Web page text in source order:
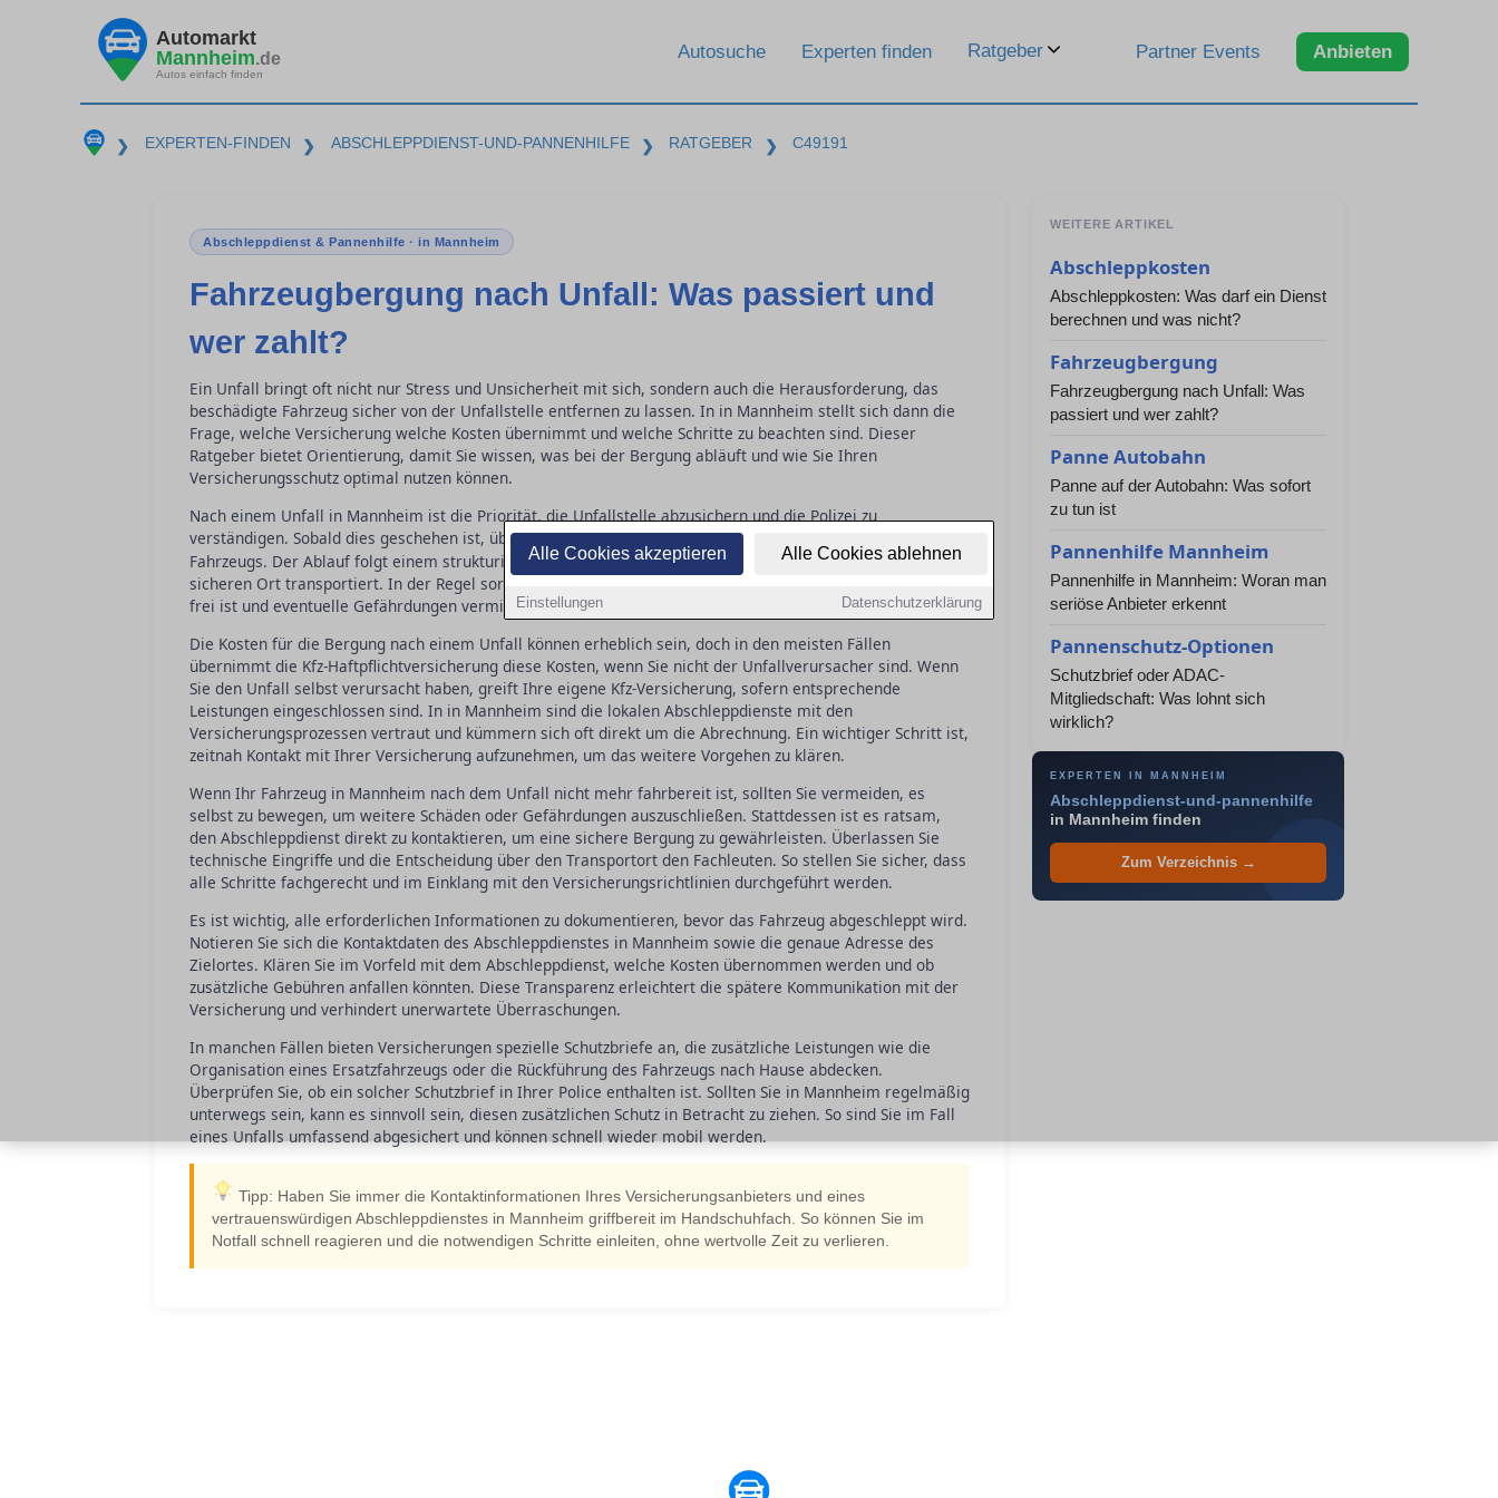
Alle Cookies akzeptieren Alle Cookies ablehnen
Einstellungen Datenschutzerklärung
Automarkt
Mannheim.de
Autos einfach finden
Autosuche Experten finden Ratgeber Partner Events Anbieten
❯ EXPERTEN-FINDEN ❯ ABSCHLEPPDIENST-UND-PANNENHILFE ❯ RATGEBER ❯ C49191
Abschleppdienst & Pannenhilfe · in Mannheim
Fahrzeugbergung nach Unfall: Was passiert und
wer zahlt?
Ein Unfall bringt oft nicht nur Stress und Unsicherheit mit sich, sondern auch die Herausforderung, das
beschädigte Fahrzeug sicher von der Unfallstelle entfernen zu lassen. In in Mannheim stellt sich dann die
Frage, welche Versicherung welche Kosten übernimmt und welche Schritte zu beachten sind. Dieser
Ratgeber bietet Orientierung, damit Sie wissen, was bei der Bergung abläuft und wie Sie Ihren
Versicherungsschutz optimal nutzen können.
Nach einem Unfall in Mannheim ist die Priorität, die Unfallstelle abzusichern und die Polizei zu
verständigen. Sobald dies geschehen ist, übernimmt ein lokaler Abschleppdienst
Fahrzeugs. Der Ablauf folgt einem strukturierten Prozess: Das Fahrzeug wird aufgeladen und zu einem
sicheren Ort transportiert. In der Regel sorgt der Abschleppdienst dafür, dass die Straße schnell wieder
frei ist und eventuelle Gefährdungen vermieden werden.
Die Kosten für die Bergung nach einem Unfall können erheblich sein, doch in den meisten Fällen
übernimmt die Kfz-Haftpflichtversicherung diese Kosten, wenn Sie nicht der Unfallverursacher sind. Wenn
Sie den Unfall selbst verursacht haben, greift Ihre eigene Kfz-Versicherung, sofern entsprechende
Leistungen eingeschlossen sind. In in Mannheim sind die lokalen Abschleppdienste mit den
Versicherungsprozessen vertraut und kümmern sich oft direkt um die Abrechnung. Ein wichtiger Schritt ist,
zeitnah Kontakt mit Ihrer Versicherung aufzunehmen, um das weitere Vorgehen zu klären.
Wenn Ihr Fahrzeug in Mannheim nach dem Unfall nicht mehr fahrbereit ist, sollten Sie vermeiden, es
selbst zu bewegen, um weitere Schäden oder Gefährdungen auszuschließen. Stattdessen ist es ratsam,
den Abschleppdienst direkt zu kontaktieren, um eine sichere Bergung zu gewährleisten. Überlassen Sie
technische Eingriffe und die Entscheidung über den Transportort den Fachleuten. So stellen Sie sicher, dass
alle Schritte fachgerecht und im Einklang mit den Versicherungsrichtlinien durchgeführt werden.
Es ist wichtig, alle erforderlichen Informationen zu dokumentieren, bevor das Fahrzeug abgeschleppt wird.
Notieren Sie sich die Kontaktdaten des Abschleppdienstes in Mannheim sowie die genaue Adresse des
Zielortes. Klären Sie im Vorfeld mit dem Abschleppdienst, welche Kosten übernommen werden und ob
zusätzliche Gebühren anfallen könnten. Diese Transparenz erleichtert die spätere Kommunikation mit der
Versicherung und verhindert unerwartete Überraschungen.
In manchen Fällen bieten Versicherungen spezielle Schutzbriefe an, die zusätzliche Leistungen wie die
Organisation eines Ersatzfahrzeugs oder die Rückführung des Fahrzeugs nach Hause abdecken.
Überprüfen Sie, ob ein solcher Schutzbrief in Ihrer Police enthalten ist. Sollten Sie in Mannheim regelmäßig
unterwegs sein, kann es sinnvoll sein, diesen zusätzlichen Schutz in Betracht zu ziehen. So sind Sie im Fall
eines Unfalls umfassend abgesichert und können schnell wieder mobil werden.
Tipp: Haben Sie immer die Kontaktinformationen Ihres Versicherungsanbieters und eines
vertrauenswürdigen Abschleppdienstes in Mannheim griffbereit im Handschuhfach. So können Sie im
Notfall schnell reagieren und die notwendigen Schritte einleiten, ohne wertvolle Zeit zu verlieren.
WEITERE ARTIKEL
Abschleppkosten
Abschleppkosten: Was darf ein Dienst
berechnen und was nicht?
Fahrzeugbergung
Fahrzeugbergung nach Unfall: Was
passiert und wer zahlt?
Panne Autobahn
Panne auf der Autobahn: Was sofort
zu tun ist
Pannenhilfe Mannheim
Pannenhilfe in Mannheim: Woran man
seriöse Anbieter erkennt
Pannenschutz-Optionen
Schutzbrief oder ADAC-
Mitgliedschaft: Was lohnt sich
wirklich?
EXPERTEN IN MANNHEIM
Abschleppdienst-und-pannenhilfe
in Mannheim finden
Zum Verzeichnis →